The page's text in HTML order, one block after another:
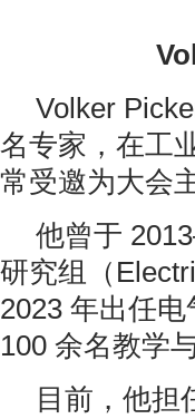
Volker
名专家，在工
常受邀为大会
他曾于
研究组（
2023 年出任
100 余名教学
目前，他担